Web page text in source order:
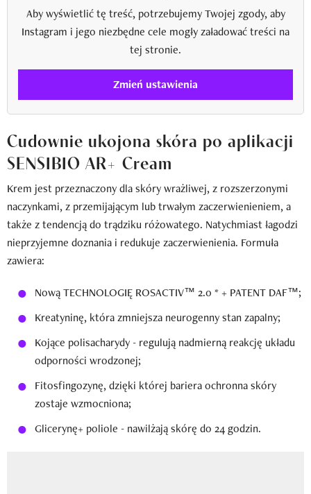
Aby wyświetlić tę treść, potrzebujemy Twojej zgody, aby
Instagram i jego niezbędne cele mogły załadować treści na
tej stronie.
Zmień ustawienia
Cudownie ukojona skóra po aplikacji
SENSIBIO AR+ Cream
Krem jest przeznaczony dla skóry wrażliwej, z rozszerzonymi
naczynkami, z przemijającym lub trwałym zaczerwienieniem, a
także z tendencją do trądziku różowatego. Natychmiast łagodzi
nieprzyjemne doznania i redukuje zaczerwienienia. Formuła
zawiera:
Nową TECHNOLOGIĘ ROSACTIV™ 2.0 * + PATENT DAF™;
Kreatyninę, która zmniejsza neurogenny stan zapalny;
Kojące polisacharydy - regulują nadmierną reakcję układu
odporności wrodzonej;
Fitosfingozynę, dzięki której bariera ochronna skóry
zostaje wzmocniona;
Glicerynę+ poliole - nawilżają skórę do 24 godzin.